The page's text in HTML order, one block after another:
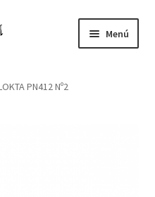
Menú
PN412 Nº2